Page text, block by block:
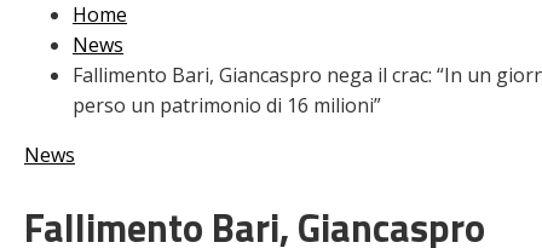
Giovanili
Le pagelle
Interviste
Focus
Calciomercato
Video
Home
News
Fallimento Bari, Giancaspro nega il crac: “In un
perso un patrimonio di 16 milioni”
News
Fallimento Bari, Giancaspro